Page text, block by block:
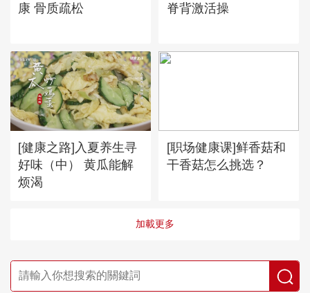
康 骨质疏松
脊背激活操
[健康之路]入夏养生寻
好味（中） 黄瓜能解
烦渴
[职场健康课]鲜香菇和
干香菇怎么挑选？
加載更多